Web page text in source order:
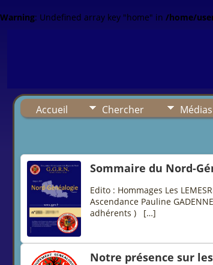
Warning: Undefined array key "home" in /home/
Accueil Chercher Médias
Sommaire du Nord-
Edito : Hommages Les
Ascendance Pauline
adhérents ) […]
Notre présence sur